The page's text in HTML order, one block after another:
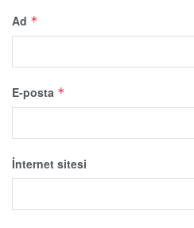
Ad *
E-posta *
İnternet sitesi